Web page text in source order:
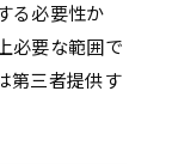
る必要性か
必要な範囲で
第三者提供す